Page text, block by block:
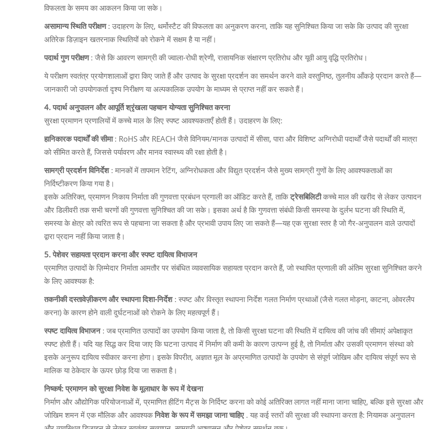
विफलता के समय का आकलन किया जा सके।
असामान्य स्थिति परीक्षण : उदाहरण के लिए, थर्मोस्टैट की विफलता का अनुकरण करना, ताकि यह सुनिश्चित किया जा सके कि उत्पाद की सुरक्षा
अतिरेक डिज़ाइन खतरनाक स्थितियों को रोकने में सक्षम है या नहीं।
पदार्थ गुण परीक्षण : जैसे कि आवरण सामग्री की ज्वाला-रोधी श्रेणी, रासायनिक संक्षारण प्रतिरोध और यूवी आयु वृद्धि प्रतिरोध।
ये परीक्षण स्वतंत्र प्रयोगशालाओं द्वारा किए जाते हैं और उत्पाद के सुरक्षा प्रदर्शन का समर्थन करने वाले वस्तुनिष्ठ, तुलनीय आँकड़े प्रदान करते हैं—
जानकारी जो उपयोगकर्ता दृश्य निरीक्षण या अल्पकालिक उपयोग के माध्यम से प्राप्त नहीं कर सकते हैं।
4. पदार्थ अनुपालन और आपूर्ति श्रृंखला पहचान योग्यता सुनिश्चित करना
सुरक्षा प्रमाणन प्रणालियों में कच्चे माल के लिए स्पष्ट आवश्यकताएँ होती हैं। उदाहरण के लिए:
हानिकारक पदार्थों की सीमा: RoHS और REACH जैसे विनियम/मानक उत्पादों में सीसा, पारा और विशिष्ट अग्निरोधी पदार्थों जैसे पदार्थों की मात्रा
को सीमित करते हैं, जिससे पर्यावरण और मानव स्वास्थ्य की रक्षा होती है।
सामग्री प्रदर्शन विनिर्देश : मानकों में तापमान रेटिंग, अग्निरोधकता और विद्युत प्रदर्शन जैसे मुख्य सामग्री गुणों के लिए आवश्यकताओं का
निर्दिष्टीकरण किया गया है।
इसके अतिरिक्त, प्रमाणन निकाय निर्माता की गुणवत्ता प्रबंधन प्रणाली का ऑडिट करते हैं, ताकिट्रेसबिलिटीकच्चे माल की खरीद से लेकर उत्पादन
और डिलीवरी तक सभी चरणों की गुणवत्ता सुनिश्चित की जा सके। इसका अर्थ है कि गुणवत्ता संबंधी किसी समस्या के दुर्लभ घटना की स्थिति में,
समस्या के क्षेत्र को त्वरित रूप से पहचाना जा सकता है और प्रभावी उपाय लिए जा सकते हैं—यह एक सुरक्षा स्तर है जो गैर-अनुपालन वाले उत्पादों
द्वारा प्रदान नहीं किया जाता है।
5. पेशेवर सहायता प्रदान करना और स्पष्ट दायित्व विभाजन
प्रमाणित उत्पादों के ज़िम्मेदार निर्माता आमतौर पर संबंधित व्यावसायिक सहायता प्रदान करते हैं, जो स्थापित प्रणाली की अंतिम सुरक्षा सुनिश्चित करने
के लिए आवश्यक है:
तकनीकी दस्तावेज़ीकरण और स्थापना दिशा-निर्देश : स्पष्ट और विस्तृत स्थापना निर्देश गलत निर्माण प्रथाओं (जैसे गलत मोड़ना, काटना, ओवरलैप
करना) के कारण होने वाली दुर्घटनाओं को रोकने के लिए महत्वपूर्ण हैं।
स्पष्ट दायित्व विभाजन : जब प्रमाणित उत्पादों का उपयोग किया जाता है, तो किसी सुरक्षा घटना की स्थिति में दायित्व की जांच की सीमाएं अपेक्षाकृत
स्पष्ट होती हैं। यदि यह सिद्ध कर दिया जाए कि घटना उत्पाद में निर्माण की कमी के कारण उत्पन्न हुई है, तो निर्माता और उसकी प्रमाणन संस्था को
इसके अनुरूप दायित्व स्वीकार करना होगा। इसके विपरीत, अज्ञात मूल के अप्रमाणित उत्पादों के उपयोग से संपूर्ण जोखिम और दायित्व संपूर्ण रूप से
मालिक या ठेकेदार के ऊपर छोड़ दिया जा सकता है।
निष्कर्ष: प्रमाणन को सुरक्षा निवेश के मूलाधार के रूप में देखना
निर्माण और औद्योगिक परियोजनाओं में, प्रमाणित हीटिंग मैट्स के निर्दिष्ट करना को कोई अतिरिक्त लागत नहीं माना जाना चाहिए, बल्कि इसे सुरक्षा और
जोखिम शमन में एक मौलिक और आवश्यकनिवेश के रूप में समझा जाना चाहिए . यह कई स्तरों की सुरक्षा की स्थापना करता है: नियामक अनुपालन